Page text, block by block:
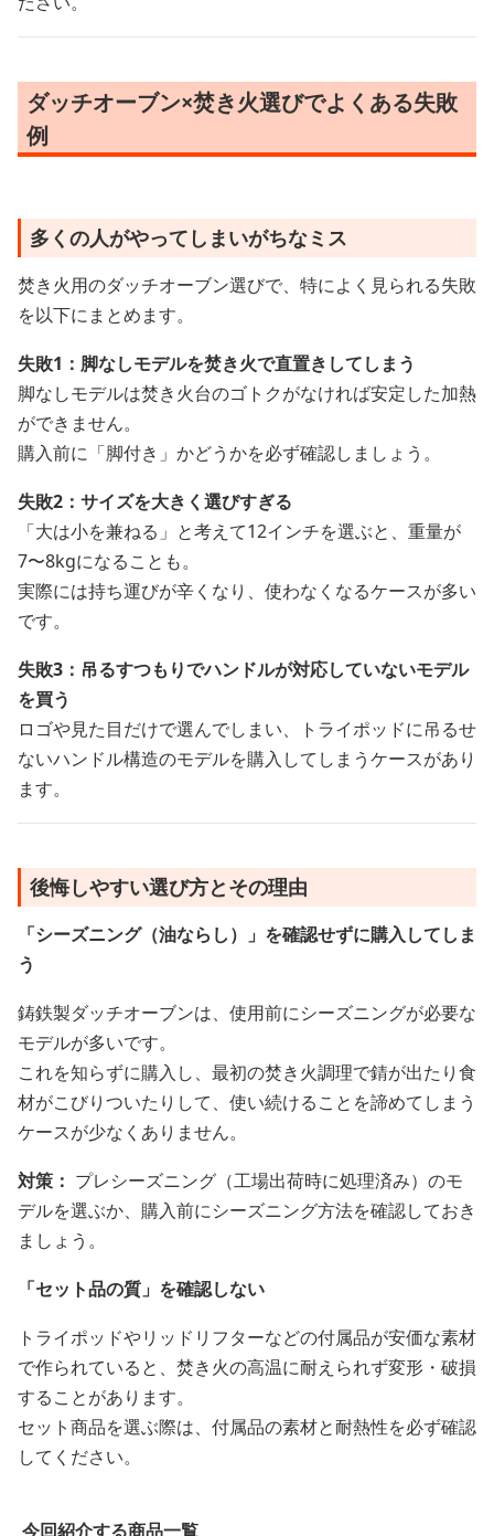
ダッチオーブン×焚き火選びでよくある失敗
例
多くの人がやってしまいがちなミス
焚き火用のダッチオーブン選びで、特によく見られる失敗
を以下にまとめます。
失敗1：脚なしモデルを焚き火で直置きしてしまう
脚なしモデルは焚き火台のゴトクがなければ安定した加熱
ができません。
購入前に「脚付き」かどうかを必ず確認しましょう。
失敗2：サイズを大きく選びすぎる
「大は小を兼ねる」と考えて12インチを選ぶと、重量が
7〜8kgになることも。
実際には持ち運びが辛くなり、使わなくなるケースが多い
です。
失敗3：吊るすつもりでハンドルが対応していないモデル
を買う
ロゴや見た目だけで選んでしまい、トライポッドに吊るせ
ないハンドル構造のモデルを購入してしまうケースがあり
ます。
後悔しやすい選び方とその理由
「シーズニング（油ならし）」を確認せずに購入してしま
う
鋳鉄製ダッチオーブンは、使用前にシーズニングが必要な
モデルが多いです。
これを知らずに購入し、最初の焚き火調理で錆が出たり食
材がこびりついたりして、使い続けることを諦めてしまう
ケースが少なくありません。
対策： プレシーズニング（工場出荷時に処理済み）のモ
デルを選ぶか、購入前にシーズニング方法を確認しておき
ましょう。
「セット品の質」を確認しない
トライポッドやリッドリフターなどの付属品が安価な素材
で作られていると、焚き火の高温に耐えられず変形・破損
することがあります。
セット商品を選ぶ際は、付属品の素材と耐熱性を必ず確認
してください。
今回紹介する商品一覧